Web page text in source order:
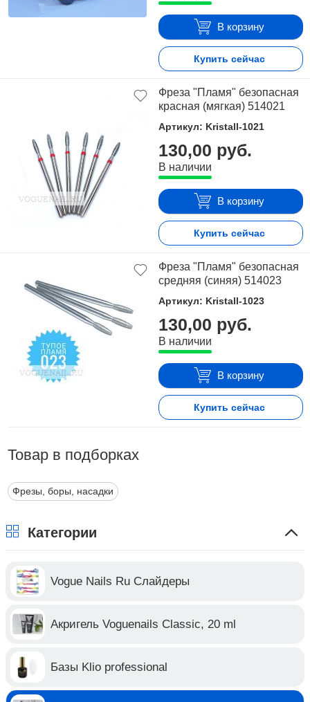
В корзину
Купить сейчас
Фреза "Пламя" безопасная
красная (мягкая) 514021
Артикул: Kristall-1021
130,00 руб.
В наличии
В корзину
Купить сейчас
Фреза "Пламя" безопасная
средняя (синяя) 514023
Артикул: Kristall-1023
130,00 руб.
В наличии
В корзину
Купить сейчас
Товар в подборках
Фрезы, боры, насадки
Категории
Vogue Nails Ru Слайдеры
Акригель Voguenails Classic, 20 ml
Базы Klio professional